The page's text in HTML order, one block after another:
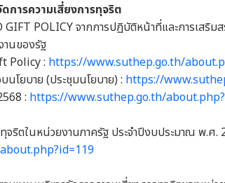
การความเสี่ยงการทุจริต
POLICY จากการปฏิบัติหน้าที่และการเสริ
านของรัฐ
Policy : https://www.suthep.go.th/
โยบาย (ประชุมนโยบาย) : https://
: https://www.suthep.go.th/
จริตในหน่วยงานภาครัฐ ประจำปีงบประมาณ พ.ศ.